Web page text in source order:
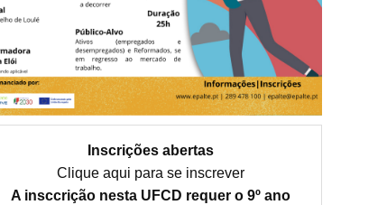
Inscrições abertas
Clique aqui para se inscrever
A insccrição nesta UFCD requer o 9º ano